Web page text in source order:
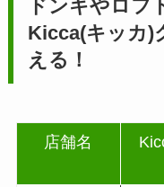
ドンキやロフ
Kicca(キッカ)
える！
店舗名